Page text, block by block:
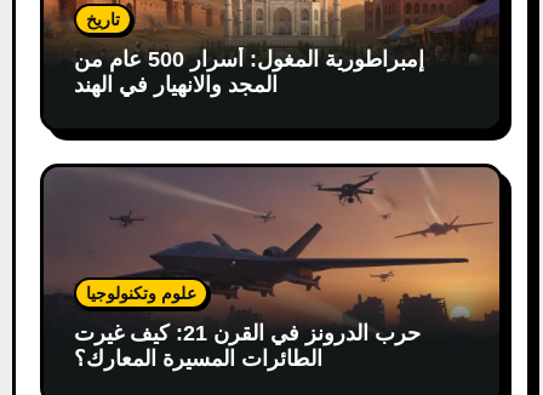
تاريخ
إمبراطورية المغول: أسرار 500 عام من
المجد والانهيار في الهند
علوم وتكنولوجيا
حرب الدرونز في القرن 21: كيف غيرت
الطائرات المسيرة المعارك؟